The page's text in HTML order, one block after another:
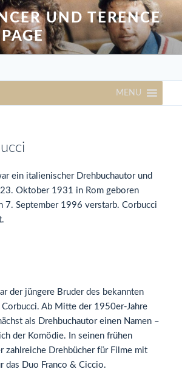
UND TERENCE
MENU
ein italienischer Drehbuchautor und
23. Oktober 1931 in Rom geboren
7. September 1996 verstarb. Corbucci
der jüngere Bruder des bekannten
Corbucci. Ab Mitte der 1950er-Jahre
als Drehbuchautor einen Namen –
der Komödie. In seinen frühen
zahlreiche Drehbücher für Filme mit
das Duo Franco & Ciccio.